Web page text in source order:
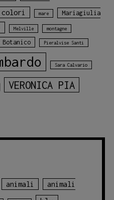
mare
Mariagiulia
Melville montagne
Botanico Pieralvise Santi
Sara Calvario
VERONICA PIA
animali animali